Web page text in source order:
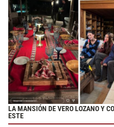
LA MANSIÓN DE VERO LOZANO Y
ESTE